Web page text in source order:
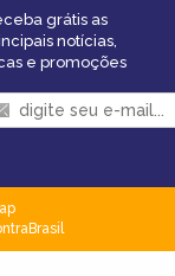
grátis as
notícias,
e promoções